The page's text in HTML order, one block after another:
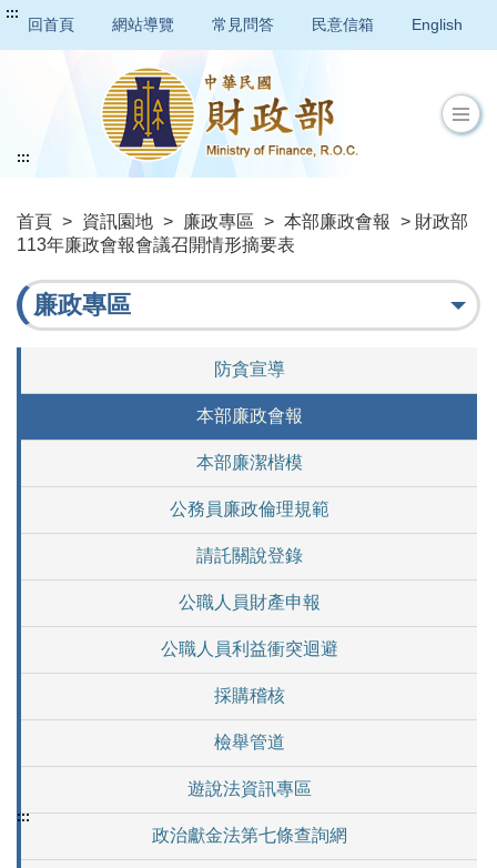
:::
回首頁 網站導覽 常見問答 民意信箱 English
首頁 > 資訊園地 > 廉政專區 > 本部廉政會報
> 財政部
113年廉政會報會議召開情形摘要表
:::
廉政專區
防貪宣導
本部廉政會報
本部廉潔楷模
公務員廉政倫理規範
請託關說登錄
公職人員財產申報
公職人員利益衝突迴避
採購稽核
檢舉管道
遊說法資訊專區
政治獻金法第七條查詢網
:::